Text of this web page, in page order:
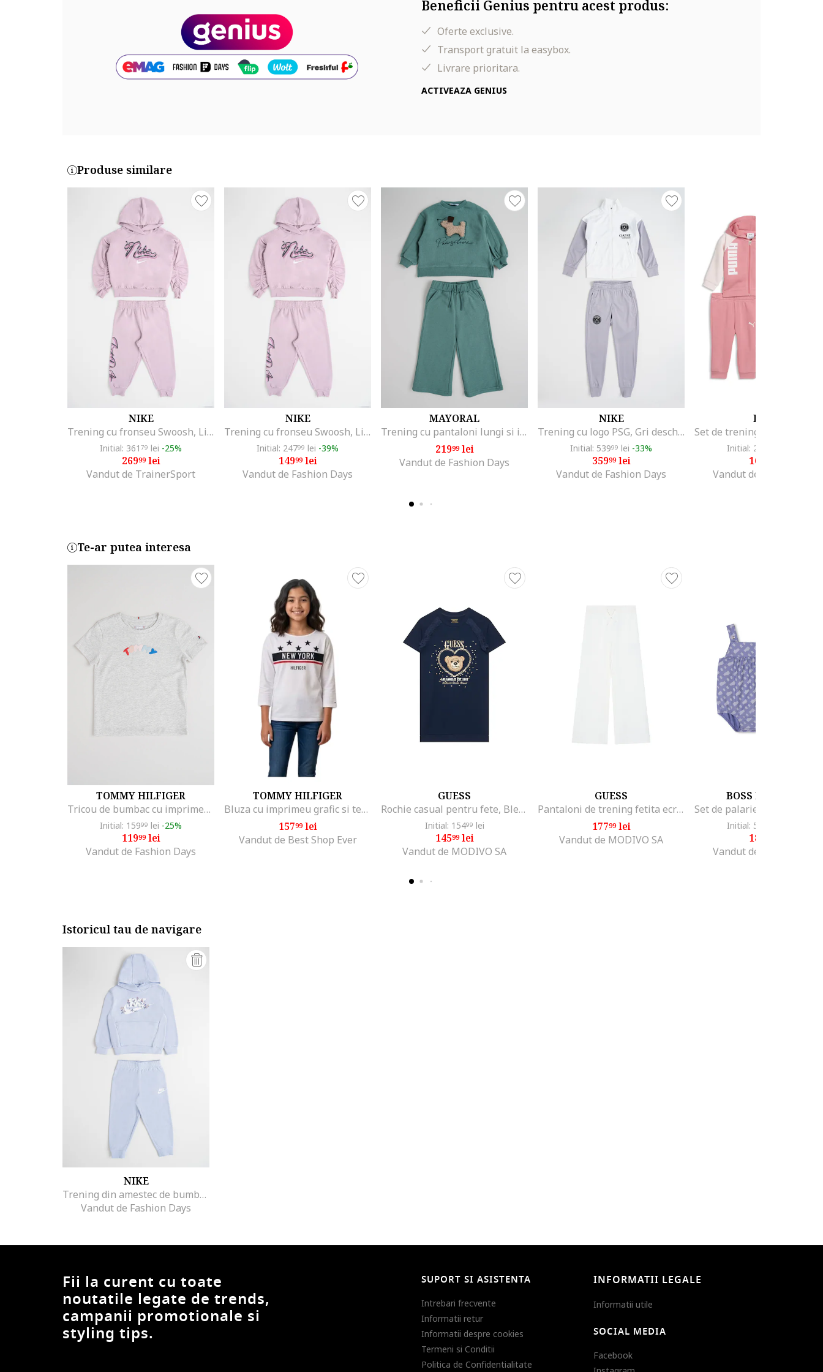
Beneficii Genius pentru acest produs:
Oferte exclusive.
Transport gratuit la easybox.
Livrare prioritara.
ACTIVEAZA GENIUS
Produse similare
NIKE
Trening cu fronseu Swoosh, Lila
Initial: 361 79 lei -25%
26999lei
Vandut de TrainerSport
NIKE
Trening cu fronseu Swoosh, Lila
Initial: 24799 lei -39%
14999lei
Vandut de Fashion Days
MAYORAL
Trening cu pantaloni lungi si imprimeu cu catei
21999lei
Vandut de Fashion Days
NIKE
Trening cu logo PSG, Gri deschis/Alb murdar
Initial: 53999 lei -33%
35999lei
Vandut de Fashion Days
PUMA
Initial: 259
169
Vandut de Fashion Days
Te-ar putea interesa
TOMMY HILFIGER
Tricou de bumbac cu imprimeu logo cauciucat, Gri deschis melange
Initial: 15999 lei -25%
11999lei
Vandut de Fashion Days
TOMMY HILFIGER
Bluza cu imprimeu grafic si text,
15799lei
Vandut de Best Shop Ever
GUESS
Rochie casual pentru fete, Bleumarin
Initial: 15499 lei
14599lei
Vandut de MODIVO SA
GUESS
Pantaloni de trening fetita ecru,
17799lei
Vandut de MODIVO SA
BOSS KIDSWEAR
Initial: 500
189
Vandut de Fashion Days
Istoricul tau de navigare
NIKE
Trening din amestec de bumbac cu imprimeu logo
Vandut de Fashion Days
Fii la curent cu toate
noutatile legate de trends,
campanii promotionale si
styling tips.
SUPORT SI ASISTENTA
Intrebari frecvente
Informatii retur
Informatii despre cookies
Termeni si Conditii
Politica de Confidentialitate
INFORMATII LEGALE
Informatii utile
SOCIAL MEDIA
Facebook